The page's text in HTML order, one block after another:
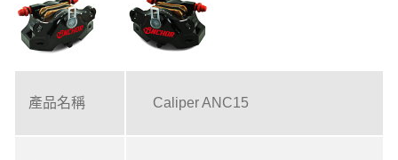
產品名稱 Caliper ANC15